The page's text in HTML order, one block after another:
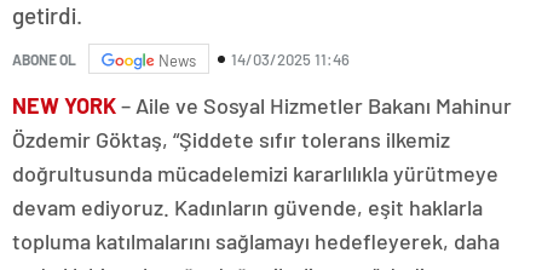
getirdi.
ABONE OL News 14/03/2025 11:46
NEW YORK– Aile ve Sosyal Hizmetler Bakanı Mahinur
Özdemir Göktaş, “Şiddete sıfır tolerans ilkemiz
doğrultusunda mücadelemizi kararlılıkla yürütmeye
devam ediyoruz. Kadınların güvende, eşit haklarla
topluma katılmalarını sağlamayı hedefleyerek, daha